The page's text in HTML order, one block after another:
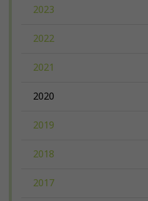
2023
2022
2021
2020
2019
2018
2017